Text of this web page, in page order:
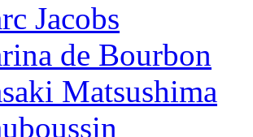
Jacobs
de Bourbon
Matsushima